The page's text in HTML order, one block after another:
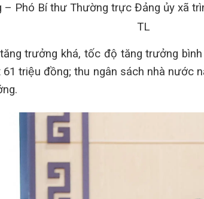
Phó Bí thư Thường trực Đảng ủy xã
TL
trưởng khá, tốc độ tăng trưởng
triệu đồng; thu ngân sách nhà nước